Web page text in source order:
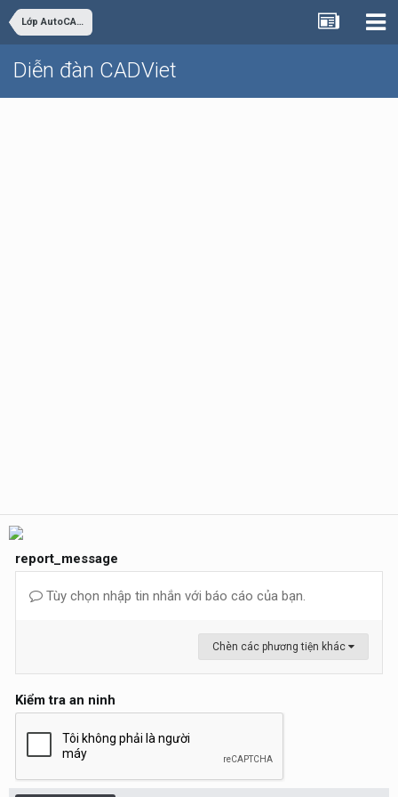
Lớp AutoCAD Cơ bản trực tuyến
Diễn đàn CADViet
report_message
Tùy chọn nhập tin nhắn với báo cáo của bạn.
Chèn các phương tiện khác
Kiểm tra an ninh